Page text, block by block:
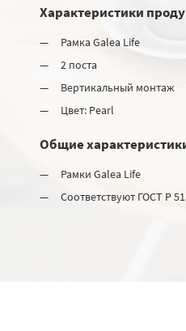
Характеристики
Рамка Galea Life
2 поста
Вертикальный монтаж
Цвет: Pearl
Общие
Рамки Galea Life
Соответствуют ГОСТ Р